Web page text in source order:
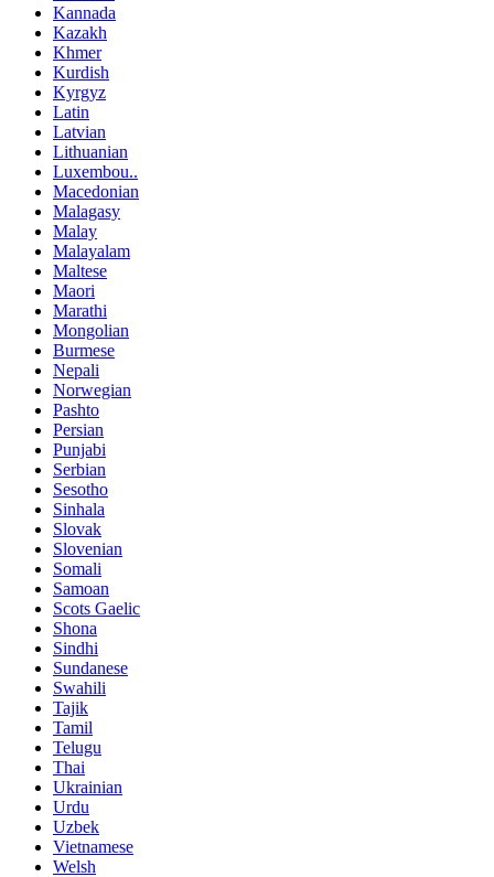
Kannada
Kazakh
Khmer
Kurdish
Kyrgyz
Latin
Latvian
Lithuanian
Luxembou..
Macedonian
Malagasy
Malay
Malayalam
Maltese
Maori
Marathi
Mongolian
Burmese
Nepali
Norwegian
Pashto
Persian
Punjabi
Serbian
Sesotho
Sinhala
Slovak
Slovenian
Somali
Samoan
Scots Gaelic
Shona
Sindhi
Sundanese
Swahili
Tajik
Tamil
Telugu
Thai
Ukrainian
Urdu
Uzbek
Vietnamese
Welsh